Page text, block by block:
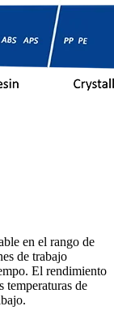
en el rango de
de trabajo
El rendimiento
temperaturas de